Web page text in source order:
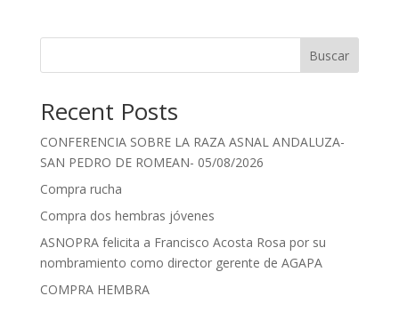
Buscar
Recent Posts
CONFERENCIA SOBRE LA RAZA ASNAL ANDALUZA-
SAN PEDRO DE ROMEAN- 05/08/2026
Compra rucha
Compra dos hembras jóvenes
ASNOPRA felicita a Francisco Acosta Rosa por su
nombramiento como director gerente de AGAPA
COMPRA HEMBRA